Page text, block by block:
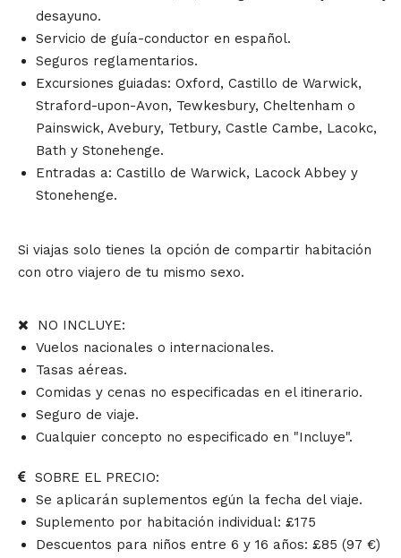
desayuno.
Servicio de guía-conductor en español.
Seguros reglamentarios.
Excursiones guiadas: Oxford, Castillo de Warwick,
Straford-upon-Avon, Tewkesbury, Cheltenham o
Painswick, Avebury, Tetbury, Castle Cambe, Lacokc,
Bath y Stonehenge.
Entradas a: Castillo de Warwick, Lacock Abbey y
Stonehenge.
Si viajas solo tienes la opción de compartir habitación
con otro viajero de tu mismo sexo.
NO INCLUYE:
Vuelos nacionales o internacionales.
Tasas aéreas.
Comidas y cenas no especificadas en el itinerario.
Seguro de viaje.
Cualquier concepto no especificado en "Incluye".
SOBRE EL PRECIO:
Se aplicarán suplementos egún la fecha del viaje.
Suplemento por habitación individual: £175
Descuentos para niños entre 6 y 16 años: £85 (97 €)